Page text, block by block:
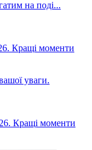
Кращі моменти
Кращі моменти